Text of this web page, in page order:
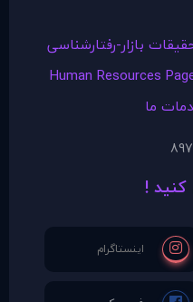
بازار-رفتارشناسی
Human Resources
ما
کنید !